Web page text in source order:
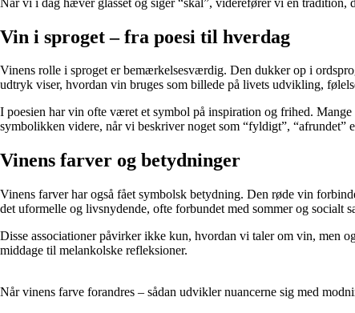
Vin i sproget – fra poesi til hverdag
Vinens rolle i sproget er bemærkelsesværdig. Den dukker op i
udtryk viser, hvordan vin bruges som billede på livets udvikling,
I poesien har vin ofte været et symbol på inspiration og frihed.
symbolikken videre, når vi beskriver noget som “fyldigt”, “afrundet”
Vinens farver og betydninger
Vinens farver har også fået symbolsk betydning. Den røde vin
det uformelle og livsnydende, ofte forbundet med sommer og socialt
Disse associationer påvirker ikke kun, hvordan vi taler om vin, men
middage til melankolske refleksioner.
Når vinens farve forandres – sådan udvikler nuancerne sig med